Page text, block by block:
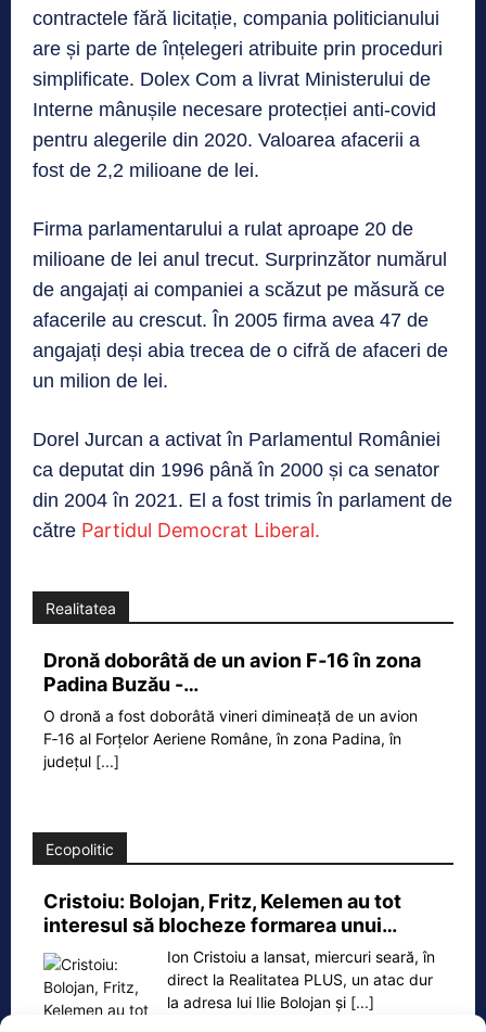
contractele fără licitație, compania politicianului
are și parte de înțelegeri atribuite prin proceduri
simplificate. Dolex Com a livrat Ministerului de
Interne mânușile necesare protecției anti-covid
pentru alegerile din 2020. Valoarea afacerii a
fost de 2,2 milioane de lei.
Firma parlamentarului a rulat aproape 20 de
milioane de lei anul trecut. Surprinzător numărul
de angajați ai companiei a scăzut pe măsură ce
afacerile au crescut. În 2005 firma avea 47 de
angajați deși abia trecea de o cifră de afaceri de
un milion de lei.
Dorel Jurcan a activat în Parlamentul României
ca deputat din 1996 până în 2000 și ca senator
din 2004 în 2021. El a fost trimis în parlament de
către Partidul Democrat Liberal.
Realitatea
Dronă doborâtă de un avion F‑16 în zona
Padina Buzău -…
O dronă a fost doborâtă vineri dimineață de un avion
F‑16 al Forțelor Aeriene Române, în zona Padina, în
județul [...]
Ecopolitic
Cristoiu: Bolojan, Fritz, Kelemen au tot
interesul să blocheze formarea unui…
Ion Cristoiu a lansat, miercuri seară, în
direct la Realitatea PLUS, un atac dur
la adresa lui Ilie Bolojan și [...]